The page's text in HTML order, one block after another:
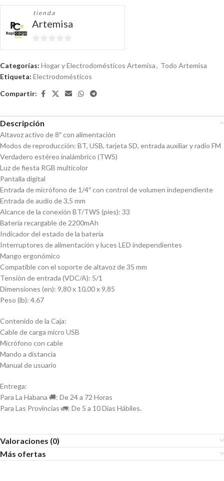
tienda
Artemisa
0
Categorías: Hogar y Electrodomésticos Artemisa, Todo Artemisa
Etiqueta: Electrodomésticos
Compartir:
Descripción
Altavoz activo de 8″ con alimentación
Modos de reproducción: BT, USB, tarjeta SD, entrada auxiliar y radio FM
Verdadero estéreo inalámbrico (TWS)
Luz de fiesta RGB multicolor
Pantalla digital
Entrada de micrófono de 1/4″ con control de volumen independiente
Entrada de audio de 3,5 mm
Alcance de la conexión BT/TWS (pies): 33
Batería recargable de 2200mAh
Indicador del estado de la batería
Interruptores de alimentación y luces LED independientes
Mango ergonómico
Compatible con el soporte de altavoz de 35 mm
Tensión de entrada (VDC/A): 5/1
Dimensiones (en): 9,80 x 10,00 x 9,85
Peso (lb): 4.67
Contenido de la Caja:
Cable de carga micro USB
Micrófono con cable
Mando a distancia
Manual de usuario
Entrega:
Para La Habana 🚚: De 24 a 72 Horas
Para Las Provincias 🚛: De 5 a 10 Días Hábiles.
Valoraciones (0)
Más ofertas